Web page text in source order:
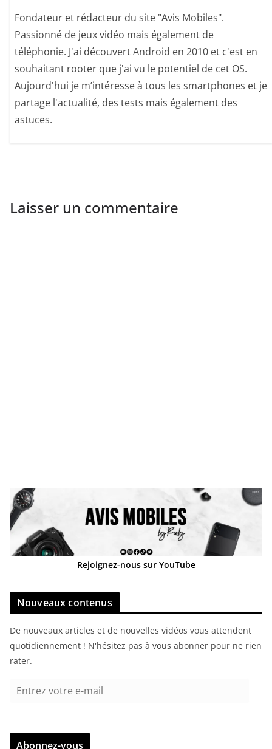
Fondateur et rédacteur du site "Avis Mobiles".
Passionné de jeux vidéo mais également de
téléphonie. J'ai découvert Android en 2010 et c'est en
souhaitant rooter que j'ai vu le potentiel de cet OS.
Aujourd'hui je m’intéresse à tous les smartphones et je
partage l'actualité, des tests mais également des
astuces.
Laisser un commentaire
Rejoignez-nous sur YouTube
Nouveaux contenus
De nouveaux articles et de nouvelles vidéos vous attendent
quotidiennement ! N'hésitez pas à vous abonner pour ne rien
rater.
r
Abonnez-vous